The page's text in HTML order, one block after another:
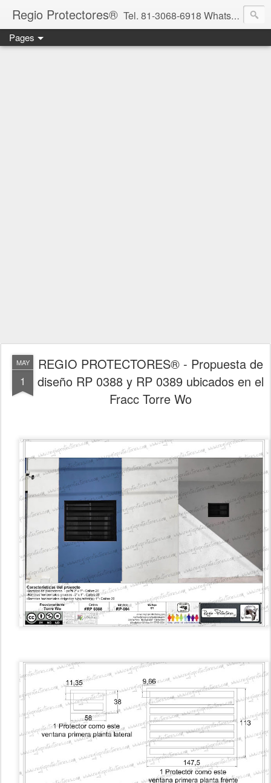
Regio Protectores® Tel. 81-3068-6918 WhatsApp 81-2636-2823 / 33-1145-3780 cotizacionregioprotectores@gmail.com / regioprotectores@gmail.com https://www.facebook.com/RegioProtectores/
Pages
MAY
1
REGIO PROTECTORES® - Propuesta de
diseño RP 0388 y RP 0389 ubicados en el
Fracc Torre Wo